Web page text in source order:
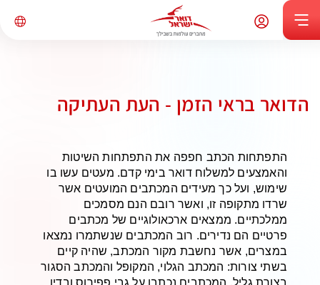
הדואר בראי הזמן - העת העתיקה
התפתחות הכתב חפפה את התפתחות השיטות
והאמצעים למשלוח דואר בימי קדם. מעטים עשו בו
שימוש, ועל כך מעידים המכתבים המועטים אשר
שרדו מתקופה זו, ואשר רובם הנם מסמכים
ממלכתיים. ממצאים ארכאולוגיים של מכתבים
פרטיים הם נדירים. רוב המכתבים שנשתמרו נמצאו
במצרים, אשר נחשבת מקור המכתב, שהיה קיים
בשתי צורות: המכתב הגלוי, המקופל והמכתב הסגור
בצורת גליל. המכתבים נכתבו על גבי פפירוס ובדיו